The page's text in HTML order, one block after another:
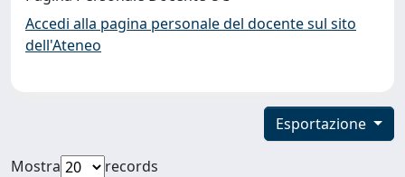
Accedi alla pagina personale del docente sul sito
dell'Ateneo
Esportazione
Mostra
records